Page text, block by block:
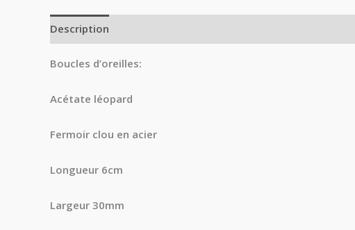
Description
Boucles d’oreilles:
Acétate léopard
Fermoir clou en acier
Longueur 6cm
Largeur 30mm